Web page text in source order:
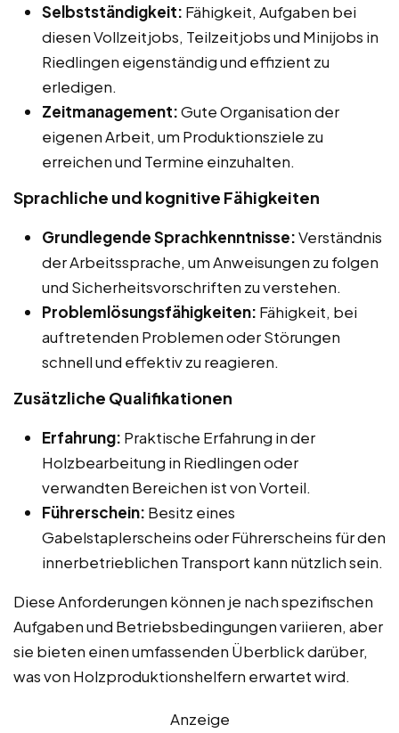
Selbstständigkeit: Fähigkeit, Aufgaben bei
diesen Vollzeitjobs, Teilzeitjobs und Minijobs in
Riedlingen eigenständig und effizient zu
erledigen.
Zeitmanagement:Gute Organisation der
eigenen Arbeit, um Produktionsziele zu
erreichen und Termine einzuhalten.
Sprachliche und kognitive Fähigkeiten
Grundlegende Sprachkenntnisse:Verständnis
der Arbeitssprache, um Anweisungen zu folgen
und Sicherheitsvorschriften zu verstehen.
Problemlösungsfähigkeiten: Fähigkeit, bei
auftretenden Problemen oder Störungen
schnell und effektiv zu reagieren.
Zusätzliche Qualifikationen
Erfahrung: Praktische Erfahrung in der
Holzbearbeitung in Riedlingen oder
verwandten Bereichen ist von Vorteil.
Führerschein: Besitz eines
Gabelstaplerscheins oder Führerscheins für den
innerbetrieblichen Transport kann nützlich sein.
Diese Anforderungen können je nach spezifischen
Aufgaben und Betriebsbedingungen variieren, aber
sie bieten einen umfassenden Überblick darüber,
was von Holzproduktionshelfern erwartet wird.
Anzeige